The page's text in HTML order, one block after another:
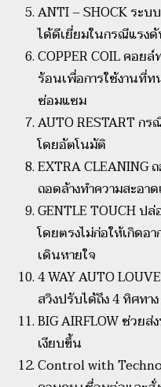
ANTI – SHOCK ระบ
ได้ดีเยี่ยมในกรณีแรง
COPPER COIL คอย
ร้อนเพื่อการใช้งานที่
ซ่อมแซม
AUTO RESTART ก
โดยอัตโนมัติ
EXTRA CLEANING
ถอดล้างทำความสะอาด
GENTLE TOUCH ป
โดยตรงไม่ก่อให้เกิดอ
เดินหายใจ
4 WAY AUTO
สวิงปรับได้ถึง 4 ทิศทาง
BIG AIRFLOW ช่วยส่
เงียบขึ้น
Control with